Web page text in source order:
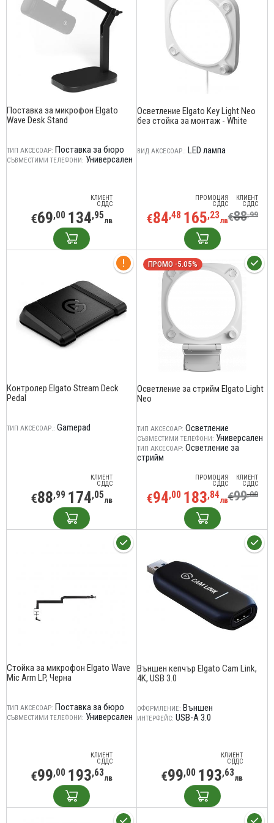
Поставка за микрофон Elgato
Wave Desk Stand
ТИП АКСЕСОАР: Поставка за бюро
СЪВМЕСТИМИ ТЕЛЕФОНИ: Универсален
КЛИЕНТ
С ДДС
€69,00 134,95лв
Осветление Elgato Key Light Neo
без стойка за монтаж - White
ВИД АКСЕСОАР.: LED лампа
ПРОМОЦИЯ
С ДДС
€84,48 165,23лв
КЛИЕНТ
С ДДС
€88,99
Контролер Elgato Stream Deck
Pedal
ТИП АКСЕСОАР.: Gamepad
КЛИЕНТ
С ДДС
€88,99 174,05лв
ПРОМО -5.05%
Осветление за стрийм Elgato Light
Neo
ТИП АКСЕСОАР: Осветление
СЪВМЕСТИМИ ТЕЛЕФОНИ: Универсален
ТИП АКСЕСОАР: Осветление за
стрийм
ПРОМОЦИЯ
С ДДС
€94,00 183,84лв
КЛИЕНТ
С ДДС
€99,00
Стойка за микрофон Elgato Wave
Mic Arm LP, Черна
ТИП АКСЕСОАР: Поставка за бюро
СЪВМЕСТИМИ ТЕЛЕФОНИ: Универсален
КЛИЕНТ
С ДДС
€99,00 193,63лв
Външен кепчър Elgato Cam Link,
4K, USB 3.0
ОФОРМЛЕНИЕ: Външен
ИНТЕРФЕЙС: USB-A 3.0
КЛИЕНТ
С ДДС
€99,00 193,63лв